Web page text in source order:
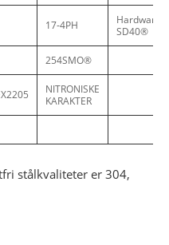
17-4PH
Hardware
SD40®
254SMO®
NITRONISKE
KARAKTER
stålkvaliteter er 304,